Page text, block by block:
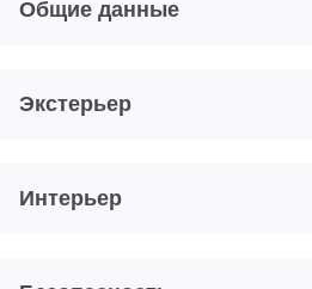
Общие данные
Экстерьер
Интерьер